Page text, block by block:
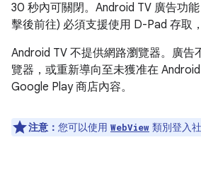
30 秒內可關閉。Android TV 廣告功
擊後前往) 必須支援使用 D-Pad 存取
Android TV 不提供網路瀏覽器。廣告
覽器，或重新導向至未獲准在
Google Play 商店內容。
注意： 您可以使用 WebView 類別登入